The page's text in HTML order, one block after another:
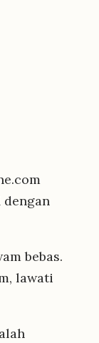
dengan
bebas.
lawati